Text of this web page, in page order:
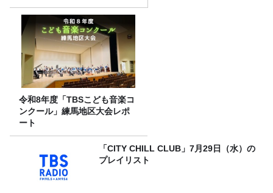
令和8年度「TBSこども音楽コ
ンクール」練馬地区大会レポ
ート
「CITY CHILL CLUB」7月29日（水）の
プレイリスト